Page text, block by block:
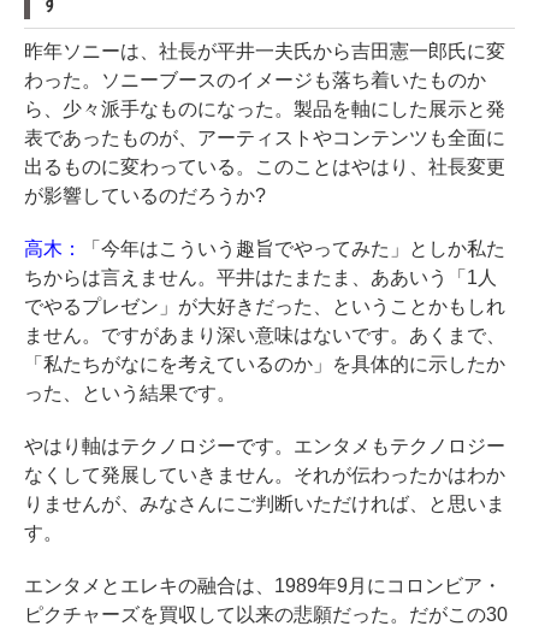
昨年ソニーは、社長が平井一夫氏から吉田憲一郎氏に変
わった。ソニーブースのイメージも落ち着いたものか
ら、少々派手なものになった。製品を軸にした展示と発
表であったものが、アーティストやコンテンツも全面に
出るものに変わっている。このことはやはり、社長変更
が影響しているのだろうか?
高木：
「今年はこういう趣旨でやってみた」としか私た
ちからは言えません。平井はたまたま、ああいう「1人
でやるプレゼン」が大好きだった、ということかもしれ
ません。ですがあまり深い意味はないです。あくまで、
「私たちがなにを考えているのか」を具体的に示したか
った、という結果です。
やはり軸はテクノロジーです。エンタメもテクノロジー
なくして発展していきません。それが伝わったかはわか
りませんが、みなさんにご判断いただければ、と思いま
す。
エンタメとエレキの融合は、1989年9月にコロンビア・
ピクチャーズを買収して以来の悲願だった。だがこの30